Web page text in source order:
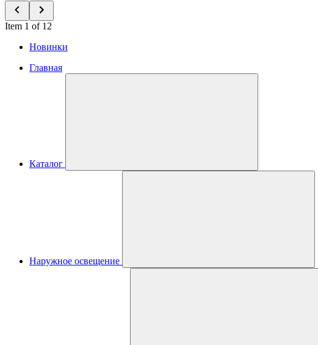
Item 1 of 12
Новинки
Главная
Каталог
Наружное освещение